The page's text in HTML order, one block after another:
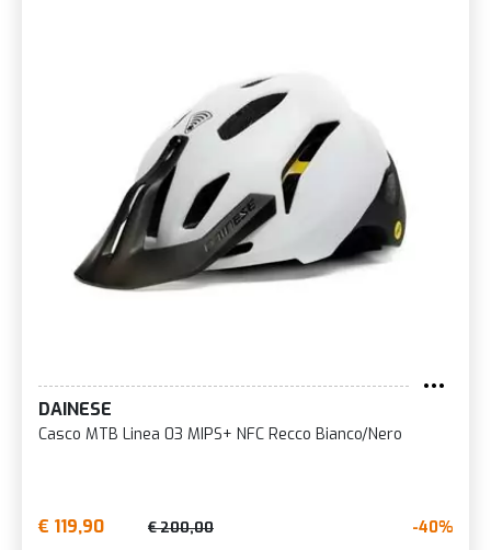
DAINESE
Casco MTB Linea 03 MIPS+ NFC Recco Bianco/Nero
€ 119,90 € 200,00 -40%